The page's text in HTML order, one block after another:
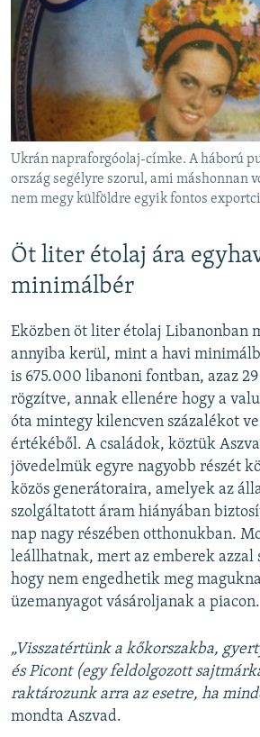
Ukrán napraforgóolaj-címke. A háború
ország segélyre szorul, ami máshonnan
nem megy külföldre egyik fontos
Öt liter étolaj ára
minimálbér
Eközben öt liter étolaj Libanonban
annyiba kerül, mint a havi
is 675.000 libanoni fontban, azaz
rögzítve, annak ellenére hogy a
óta mintegy kilencven százalékot
értékéből. A családok, köztük
jövedelmük egyre nagyobb részét
közös generátoraira, amelyek az
szolgáltatott áram hiányában
nap nagy részében otthonukban.
leállhatnak, mert az emberek azzal
hogy nem engedhetik meg
üzemanyagot vásároljanak a piacon.
„Visszatértünk a kőkorszakba,
és Picont (egy feldolgozott
raktározunk arra az esetre, ha
mondta Aszvad.